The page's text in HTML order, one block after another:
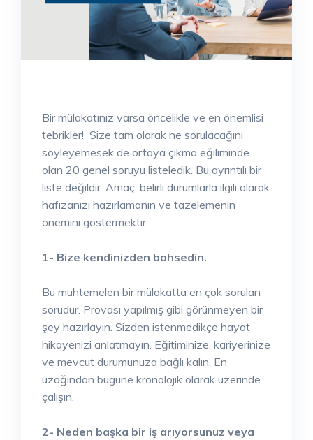
Bir mülakatınız varsa öncelikle ve en önemlisi
tebrikler! Size tam olarak ne sorulacağını
söyleyemesek de ortaya çıkma eğiliminde
olan 20 genel soruyu listeledik. Bu ayrıntılı bir
liste değildir. Amaç, belirli durumlarla ilgili olarak
hafızanızı hazırlamanın ve tazelemenin
önemini göstermektir.
1- Bize kendinizden bahsedin.
Bu muhtemelen bir mülakatta en çok sorulan
sorudur. Provası yapılmış gibi görünmeyen bir
şey hazırlayın. Sizden istenmedikçe hayat
hikayenizi anlatmayın. Eğitiminize, kariyerinize
ve mevcut durumunuza bağlı kalın. En
uzağından bugüne kronolojik olarak üzerinde
çalışın.
2- Neden başka bir iş arıyorsunuz veya